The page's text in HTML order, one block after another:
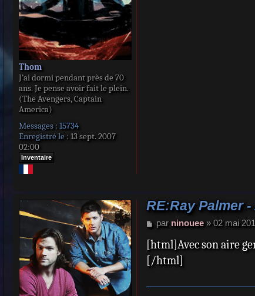
Thom
J’ai dormi pendant près de 70
ans. Je pense avoir fait le plein.
(The Avengers, Captain
America)
Messages : 15734
Enregistré le : 13 sept. 2007
02:00
Inventaire
RE:Ray Palmer
M
s
s
a
e
par ninouee» 02 mai
[html]Avec son aire
[/html]